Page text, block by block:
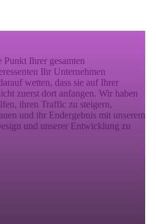
Punkt Ihrer gesamten
Ihr Unternehmen
wetten, dass sie auf Ihrer
zuerst dort anfangen. Wir haben
ihren Traffic zu steigern,
und ihr Endergebnis mit unserem
und unserer Entwicklung zu